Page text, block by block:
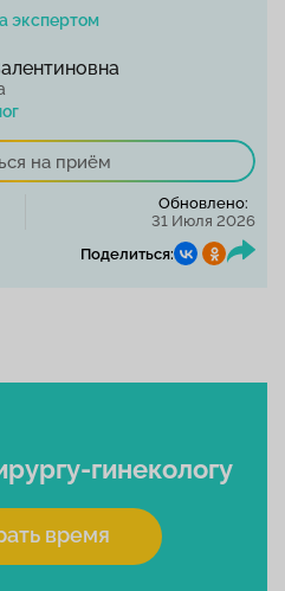
экспертом
на приём
Обновлено:
31 Июля 2026
Поделиться:
гинекологу
время